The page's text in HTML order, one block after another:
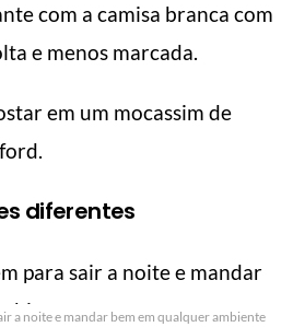
com a camisa branca com
e menos marcada.
em um mocassim de
diferentes
a noite e mandar bem em qualquer ambiente